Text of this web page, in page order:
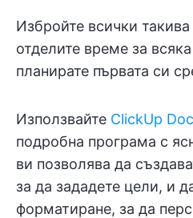
Избройте всички
отделите време за
планирате първата си
Използвайте ClickUp
подробна програма с
ви позволява да
за да зададете цели, и
форматиране, за да